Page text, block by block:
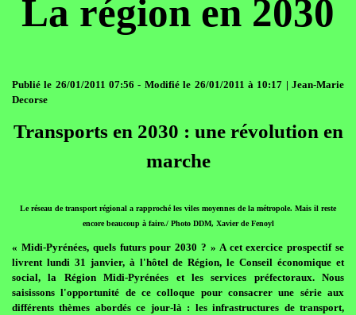
La région en 2030
Publié le 26/01/2011 07:56 - Modifié le 26/01/2011 à 10:17 | Jean-Marie
Decorse
Transports en 2030 : une révolution en
marche
Le réseau de transport régional a rapproché les viles moyennes de la métropole. Mais il reste
encore beaucoup à faire./ Photo DDM, Xavier de Fenoyl
« Midi-Pyrénées, quels futurs pour 2030 ? » A cet exercice prospectif se
livrent lundi 31 janvier, à l'hôtel de Région, le Conseil économique et
social, la Région Midi-Pyrénées et les services préfectoraux. Nous
saisissons l'opportunité de ce colloque pour consacrer une série aux
différents thèmes abordés ce jour-là : les infrastructures de transport,